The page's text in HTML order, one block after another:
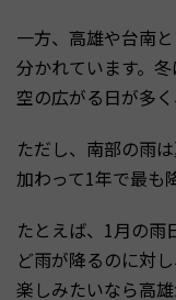
一方、高雄や台南
分かれています。
空の広がる日が多
ただし、南部の雨
加わって1年で最も
たとえば、1月の雨
ど雨が降るのに対
楽しみたいなら高雄